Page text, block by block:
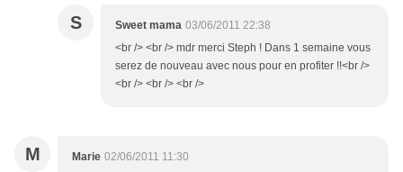
S Sweet mama 03/06/2011 22:38
<br /> <br /> mdr merci Steph ! Dans 1 semaine vous
serez de nouveau avec nous pour en profiter !!<br />
<br /> <br /> <br />
M Marie 02/06/2011 11:30